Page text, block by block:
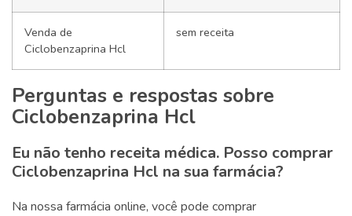
Venda de
Ciclobenzaprina Hcl
sem receita
Perguntas e respostas sobre
Ciclobenzaprina Hcl
Eu não tenho receita médica. Posso comprar
Ciclobenzaprina Hcl na sua farmácia?
Na nossa farmácia online, você pode comprar